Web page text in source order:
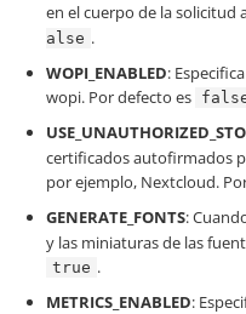
en el cuerpo de la solicitud
alse .
WOPI_ENABLED:
wopi. Por defecto es
certificados autofirmados
por ejemplo, Nextcloud.
GENERATE_FONTS:
y las miniaturas de las
true .
METRICS_ENABLED: